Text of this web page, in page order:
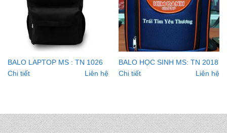
BALO LAPTOP MS : TN 1026
Chi tiết
Liên hệ
BALO HỌC SINH MS: TN 2018
Chi tiết
Liên hệ